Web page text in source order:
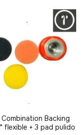
1/3
Backing
flexible + 3 pad pulido
increíbles
OFF